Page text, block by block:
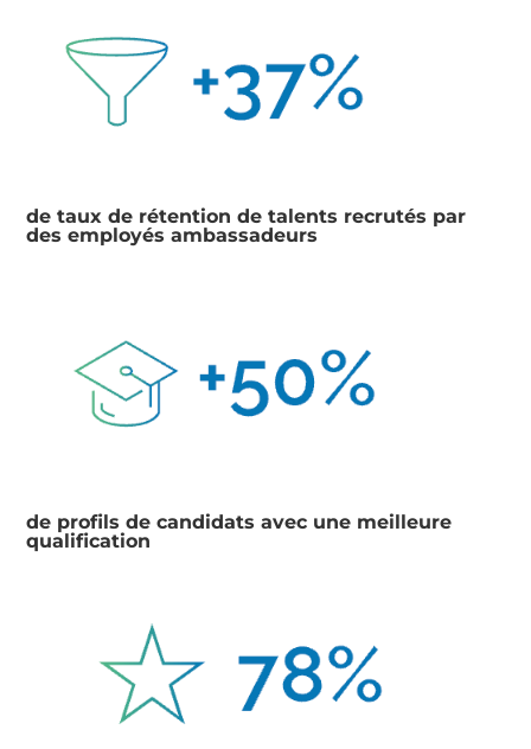
de taux de rétention de talents recrutés par
des employés ambassadeurs
de profils de candidats avec une meilleure
qualification